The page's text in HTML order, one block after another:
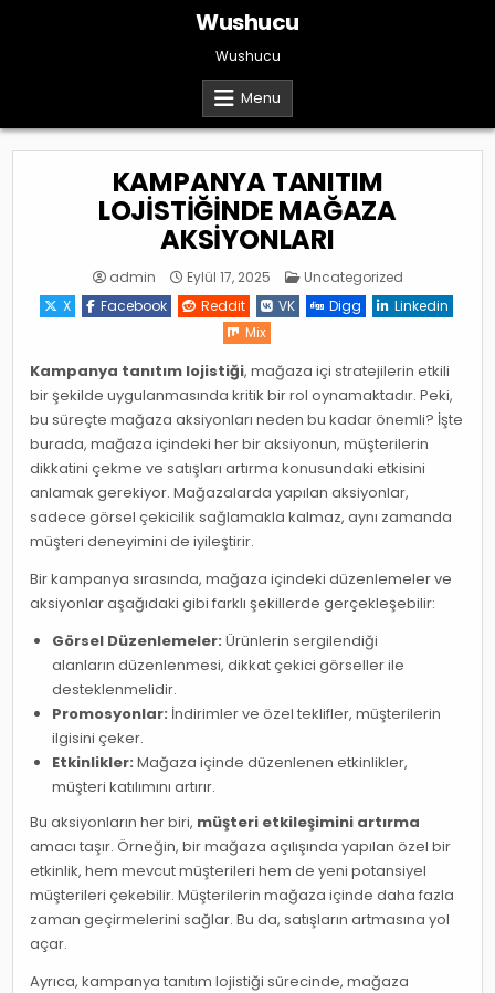
Wushucu
Wushucu
Menu
KAMPANYA TANITIM
LOJİSTİĞİNDE MAĞAZA
AKSİYONLARI
admin Eylül 17, 2025 Posted
Uncategorized
X
Facebook Reddit VK Digg
Linkedin
Mix
Kampanya tanıtım lojistiği, mağaza içi stratejilerin etkili
bir şekilde uygulanmasında kritik bir rol oynamaktadır. Peki,
bu süreçte mağaza aksiyonları neden bu kadar önemli? İşte
burada, mağaza içindeki her bir aksiyonun, müşterilerin
dikkatini çekme ve satışları artırma konusundaki etkisini
anlamak gerekiyor. Mağazalarda yapılan aksiyonlar,
sadece görsel çekicilik sağlamakla kalmaz, aynı zamanda
müşteri deneyimini de iyileştirir.
Bir kampanya sırasında, mağaza içindeki düzenlemeler ve
aksiyonlar aşağıdaki gibi farklı şekillerde gerçekleşebilir:
Görsel Düzenlemeler: Ürünlerin sergilendiği
alanların düzenlenmesi, dikkat çekici görseller ile
desteklenmelidir.
Promosyonlar: İndirimler ve özel teklifler, müşterilerin
ilgisini çeker.
Etkinlikler: Mağaza içinde düzenlenen etkinlikler,
müşteri katılımını artırır.
Bu aksiyonların her biri, müşteri etkileşimini artırma
amacı taşır. Örneğin, bir mağaza açılışında yapılan özel bir
etkinlik, hem mevcut müşterileri hem de yeni potansiyel
müşterileri çekebilir. Müşterilerin mağaza içinde daha fazla
zaman geçirmelerini sağlar. Bu da, satışların artmasına yol
açar.
Ayrıca, kampanya tanıtım lojistiği sürecinde, mağaza